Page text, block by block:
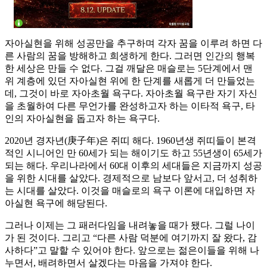
자아실현을 위해 성공만을 추구하며 각자 꿈을 이루려 하면 다
른 사람의 꿈을 방해하고 희생하게 한다. 그러면 인간의 행복
한 세상은 만들 수 없다. 그걸 깨달은 매슬로는 5단계에서 맨
위 계층에 있던 자아실현 위에 한 단계를 새롭게 더 만들었는
데, 그것이 바로 자아초월 욕구다. 자아초월 욕구란 자기 자신
을 초월하여 다른 무언가를 완성하고자 하는 이타적 욕구, 타
인의 자아실현을 돕고자 하는 욕구다.
2020년 경자년(庚子年)은 쥐띠 해다. 1960년생 쥐띠들이 본격
적인 시니어인 만 60세가 되는 해이기도 하고 55년생이 65세가
되는 해다. 우리나라에서 60대 이후의 세대들은 지금까지 성공
을 위한 시대를 살았다. 경제적으로 남보다 앞서고, 더 성취하
는 시대를 살았다. 이것을 매슬로의 욕구 이론에 대입하면 자
아실현 욕구에 해당된다.
그러나 이제는 그 패러다임을 내려놓을 때가 됐다. 그럴 나이
가 된 것이다. 그리고 “다른 사람 덕분에 여기까지 잘 왔다, 감
사하다”고 말할 수 있어야 한다. 앞으로는 젊은이들을 위해 나
누면서, 배려하면서 살겠다는 마음을 가져야 한다.